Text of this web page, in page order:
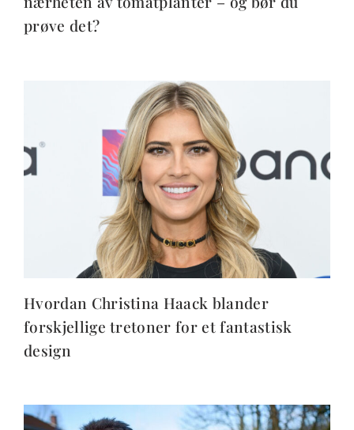
prøve det?
Hvordan Christina Haack blander
forskjellige tretoner for et fantastisk
design